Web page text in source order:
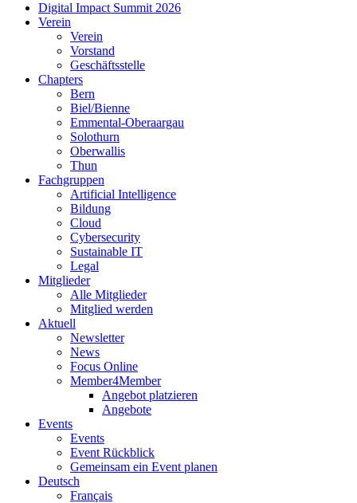
Digital Impact Summit 2026
Verein
Verein
Vorstand
Geschäftsstelle
Chapters
Bern
Biel/Bienne
Emmental-Oberaargau
Solothurn
Oberwallis
Thun
Fachgruppen
Artificial Intelligence
Bildung
Cloud
Cybersecurity
Sustainable IT
Legal
Mitglieder
Alle Mitglieder
Mitglied werden
Aktuell
Newsletter
News
Focus Online
Member4Member
Angebot platzieren
Angebote
Events
Events
Event Rückblick
Gemeinsam ein Event planen
Deutsch
Français